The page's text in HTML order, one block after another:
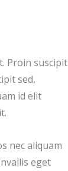
Proin suscipit
sed,
id elit
nec aliquam
eget